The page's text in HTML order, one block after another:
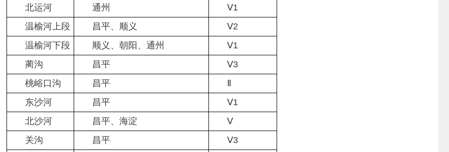
北运河 通州
Ⅴ1
温榆河上段
昌平、顺义
Ⅴ2
温榆河下段
顺义、朝阳、通州
Ⅴ1
蔺沟
昌平
Ⅴ3
桃峪口沟
昌平
东沙河
昌平
Ⅴ1
北沙河
昌平、海淀
Ⅴ
关沟
昌平
Ⅴ3